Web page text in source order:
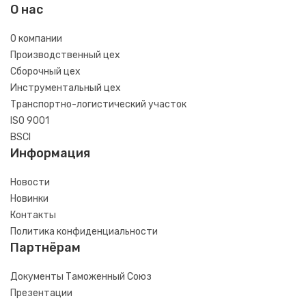
О нас
О компании
Производственный цех
Сборочный цех
Инструментальный цех
Транспортно-логистический участок
ISO 9001
BSCI
Информация
Новости
Новинки
Контакты
Политика конфиденциальности
Партнёрам
Документы Таможенный Союз
Презентации